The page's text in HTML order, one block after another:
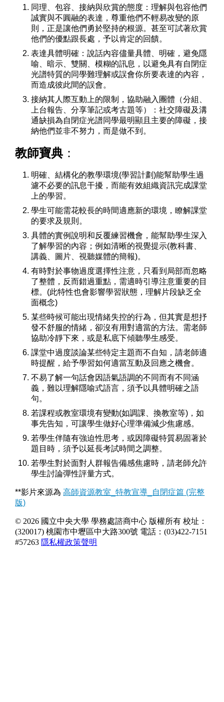
同理、包容、接納與欣賞的態度：理解與包容他們
誠實與不圓融的表達，尊重他們不輕易改變的原
則，正是讓他們勇於堅持的根源。甚至可試著欣賞
他們的優點跟長處，予以肯定的回饋。
表達具體明確：說話內容儘量具體、明確，避免隱
喻、暗示、雙關、模糊的訊息，以避免具有自閉症
光譜特質的同學難理解或誤會你所要表達的內容，
而造成彼此間的誤會。
接納其人際互動上的限制，協助融入團體（分組、
上台報告、分享筆記或考古題等）：社交障礙及溝
通缺損為自閉症光譜同學最明顯且主要的障礙，接
納他們並非不努力，而是做不到。
教師寶典 ：
明確、結構化的教學環境(學習計劃)能幫助學生過
濾不必要的訊息干擾，而能有效組織資訊完成課堂
上的學習。
學生可能需花較長的時間適應新的環境，瞭解課堂
的要求及規則。
具體的實例說明和反覆練習機會，能幫助學生深入
了解學習的內容；例如清晰的視覺提示(教科書、
講義、圖片、視聽媒體的簡報)。
有時對於事物過度選擇性注意，只看到局部而忽略
了整體，反而錯過重點，需適時引導注意重要的目
標。(此特性也會影響學習狀態，理解片段缺乏全
面概念)
某些時候可能出現情緒失控的行為，但其實是想抒
發不舒服的情緒，卻沒有用對適當的方法。需老師
協助冷靜下來，或是私底下傾聽學生感受。
課堂中過度談論某些特定主題而不自知，請老師適
時提醒，給予學習如何適當互動及回應之機會。
不易了解一句話會因語氣語調的不同而有不同涵
義，難以理解隱喻式語言，須予以具體明確之語
句。
若課程或教室環境有變動(如調課、換教室等)，如
事先告知，可讓學生做好心理準備減少焦慮感。
若學生伴隨有強迫性思考，或因障礙特質易固著於
題目時，須予以延長考試時間之調整。
若學生對於面對人群報告備感焦慮時，請老師允許
學生討論彈性評量方式。
**影片來源為高師資源教室_特教宣導_自閉症篇 (完整
版)
© 2026 國立中央大學 學務處諮商中心 版權所有 校址：
(320017) 桃園市中壢區中大路300號 電話：(03)422-7151
#57263 隱私權政策聲明